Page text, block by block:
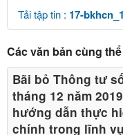
Tải tập tin : 17-
Các văn bản cùng
Bãi bỏ Thông tư
tháng 12 năm
hướng dẫn thực
chính trong lĩnh